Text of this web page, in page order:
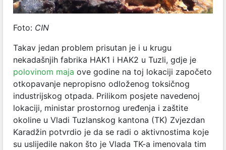
Foto: CIN
Takav jedan problem prisutan je i u krugu
nekadašnjih fabrika HAK1 i HAK2 u Tuzli, gdje je
polovinom maja ove godine na toj lokaciji započeto
otkopavanje nepropisno odloženog toksičnog
industrijskog otpada. Prilikom posjete navedenoj
lokaciji, ministar prostornog uređenja i zaštite
okoline u Vladi Tuzlanskog kantona (TK) Zvjezdan
Karadžin potvrdio je da se radi o aktivnostima koje
su uslijedile nakon što je Vlada TK-a imenovala tim